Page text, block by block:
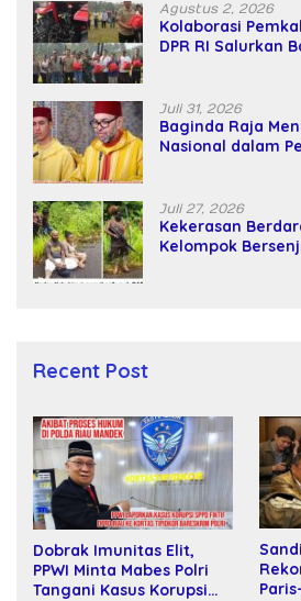
Agustus 2, 2026
Kolaborasi
DPR RI Salurkan
Juli 31, 2026
Baginda Raja
Nasional dalam
Juli 27, 2026
Kekerasan
Kelompok
Recent Post
Dobrak Imunitas Elit,
PPWI Minta Mabes Polri
Tangani Kasus Korupsi